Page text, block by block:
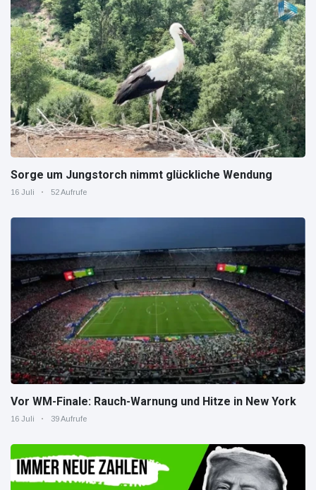
Sorge um Jungstorch nimmt glückliche Wendung
16 Juli 52 Aufrufe
Vor WM-Finale: Rauch-Warnung und Hitze in New York
16 Juli 39 Aufrufe